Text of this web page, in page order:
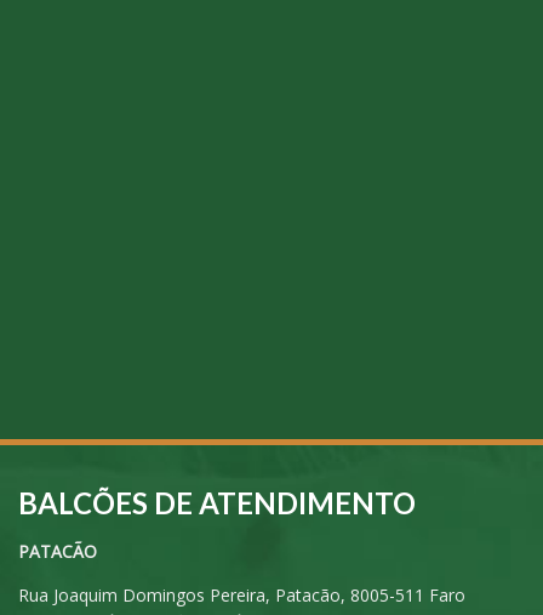
BALCÕES DE ATENDIMENTO
PATACÃO
Rua Joaquim Domingos Pereira, Patacão, 8005-511 Faro